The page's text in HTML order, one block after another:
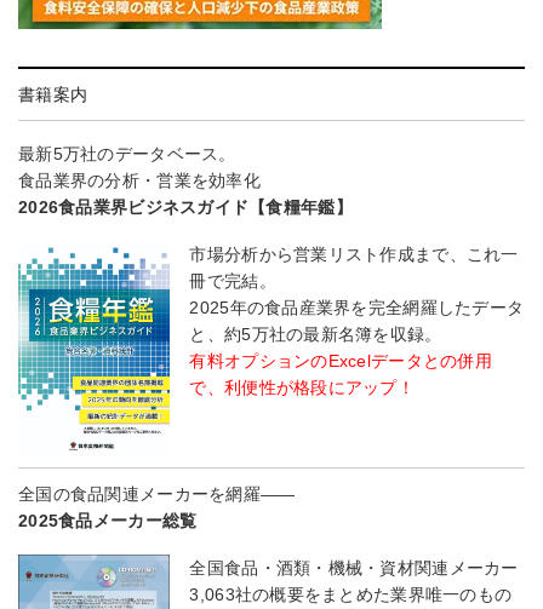
書籍案内
最新5万社のデータベース。
食品業界の分析・営業を効率化
2026食品業界ビジネスガイド【食糧年鑑】
市場分析から営業リスト作成まで、これ一
冊で完結。
2025年の食品産業界を完全網羅したデータ
と、約5万社の最新名簿を収録。
有料オプションのExcelデータとの併用
で、利便性が格段にアップ！
全国の食品関連メーカーを網羅――
2025食品メーカー総覧
全国食品・酒類・機械・資材関連メーカー
3,063社の概要をまとめた業界唯一のもの